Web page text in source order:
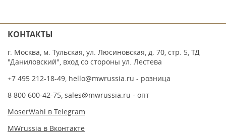
КОНТАКТЫ
г. Москва, м. Тульская, ул. Люсиновская, д. 70, стр. 5, ТД
"Даниловский", вход со стороны ул. Лестева
+7 495 212-18-49, hello@mwrussia.ru - розница
8 800 600-42-75, sales@mwrussia.ru - опт
MoserWahl в Telegram
MWrussia в Вконтакте